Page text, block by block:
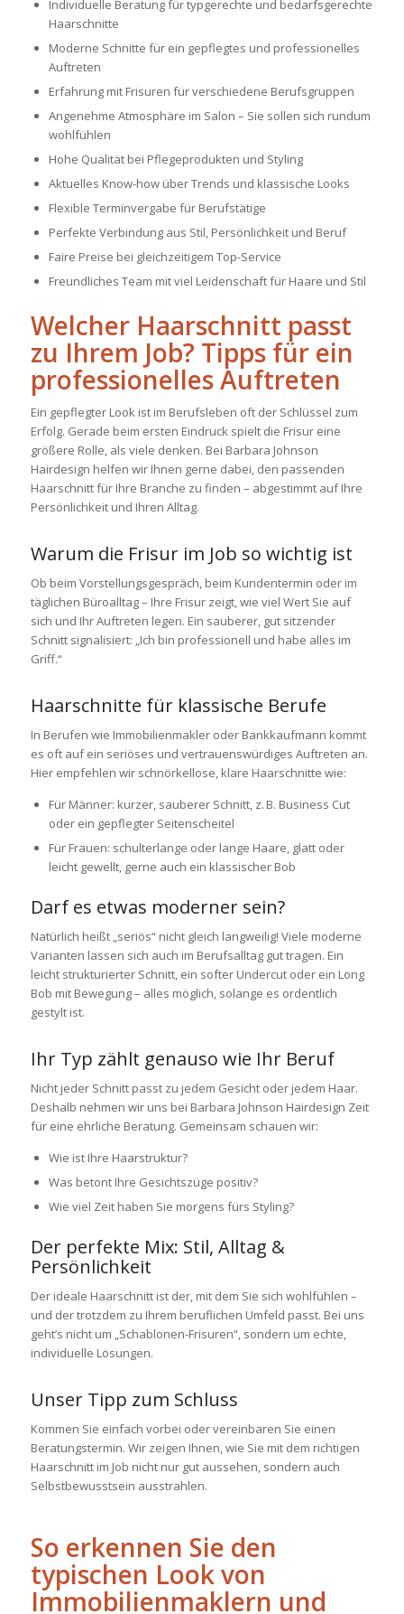
Individuelle Beratung für typgerechte und bedarfsgerechte
Haarschnitte
Moderne Schnitte für ein gepflegtes und professionelles
Auftreten
Erfahrung mit Frisuren für verschiedene Berufsgruppen
Angenehme Atmosphäre im Salon – Sie sollen sich rundum
wohlfühlen
Hohe Qualität bei Pflegeprodukten und Styling
Aktuelles Know-how über Trends und klassische Looks
Flexible Terminvergabe für Berufstätige
Perfekte Verbindung aus Stil, Persönlichkeit und Beruf
Faire Preise bei gleichzeitigem Top-Service
Freundliches Team mit viel Leidenschaft für Haare und Stil
Welcher Haarschnitt passt
zu Ihrem Job? Tipps für ein
professionelles Auftreten
Ein gepflegter Look ist im Berufsleben oft der Schlüssel zum
Erfolg. Gerade beim ersten Eindruck spielt die Frisur eine
größere Rolle, als viele denken. Bei Barbara Johnson
Hairdesign helfen wir Ihnen gerne dabei, den passenden
Haarschnitt für Ihre Branche zu finden – abgestimmt auf Ihre
Persönlichkeit und Ihren Alltag.
Warum die Frisur im Job so wichtig ist
Ob beim Vorstellungsgespräch, beim Kundentermin oder im
täglichen Büroalltag – Ihre Frisur zeigt, wie viel Wert Sie auf
sich und Ihr Auftreten legen. Ein sauberer, gut sitzender
Schnitt signalisiert: „Ich bin professionell und habe alles im
Griff.“
Haarschnitte für klassische Berufe
In Berufen wie Immobilienmakler oder Bankkaufmann kommt
es oft auf ein seriöses und vertrauenswürdiges Auftreten an.
Hier empfehlen wir schnörkellose, klare Haarschnitte wie:
Für Männer: kurzer, sauberer Schnitt, z. B. Business Cut
oder ein gepflegter Seitenscheitel
Für Frauen: schulterlange oder lange Haare, glatt oder
leicht gewellt, gerne auch ein klassischer Bob
Darf es etwas moderner sein?
Natürlich heißt „seriös“ nicht gleich langweilig! Viele moderne
Varianten lassen sich auch im Berufsalltag gut tragen. Ein
leicht strukturierter Schnitt, ein softer Undercut oder ein Long
Bob mit Bewegung – alles möglich, solange es ordentlich
gestylt ist.
Ihr Typ zählt genauso wie Ihr Beruf
Nicht jeder Schnitt passt zu jedem Gesicht oder jedem Haar.
Deshalb nehmen wir uns bei Barbara Johnson Hairdesign Zeit
für eine ehrliche Beratung. Gemeinsam schauen wir:
Wie ist Ihre Haarstruktur?
Was betont Ihre Gesichtszüge positiv?
Wie viel Zeit haben Sie morgens fürs Styling?
Der perfekte Mix: Stil, Alltag &
Persönlichkeit
Der ideale Haarschnitt ist der, mit dem Sie sich wohlfühlen –
und der trotzdem zu Ihrem beruflichen Umfeld passt. Bei uns
geht’s nicht um „Schablonen-Frisuren“, sondern um echte,
individuelle Lösungen.
Unser Tipp zum Schluss
Kommen Sie einfach vorbei oder vereinbaren Sie einen
Beratungstermin. Wir zeigen Ihnen, wie Sie mit dem richtigen
Haarschnitt im Job nicht nur gut aussehen, sondern auch
Selbstbewusstsein ausstrahlen.
So erkennen Sie den
typischen Look von
Immobilienmaklern und